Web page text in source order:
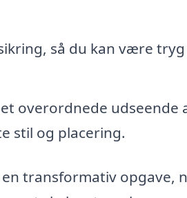
så du kan være
overordnede udseende
stil og placering.
transformativ opgave,